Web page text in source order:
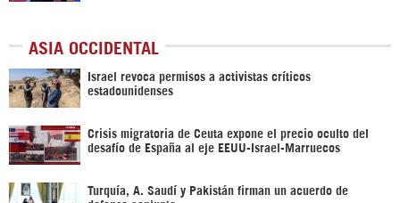
ASIA OCCIDENTAL
Israel revoca permisos a activistas críticos
estadounidenses
Crisis migratoria de Ceuta expone el precio oculto del
desafío de España al eje EEUU-Israel-Marruecos
Turquía, A. Saudí y Pakistán firman un acuerdo de